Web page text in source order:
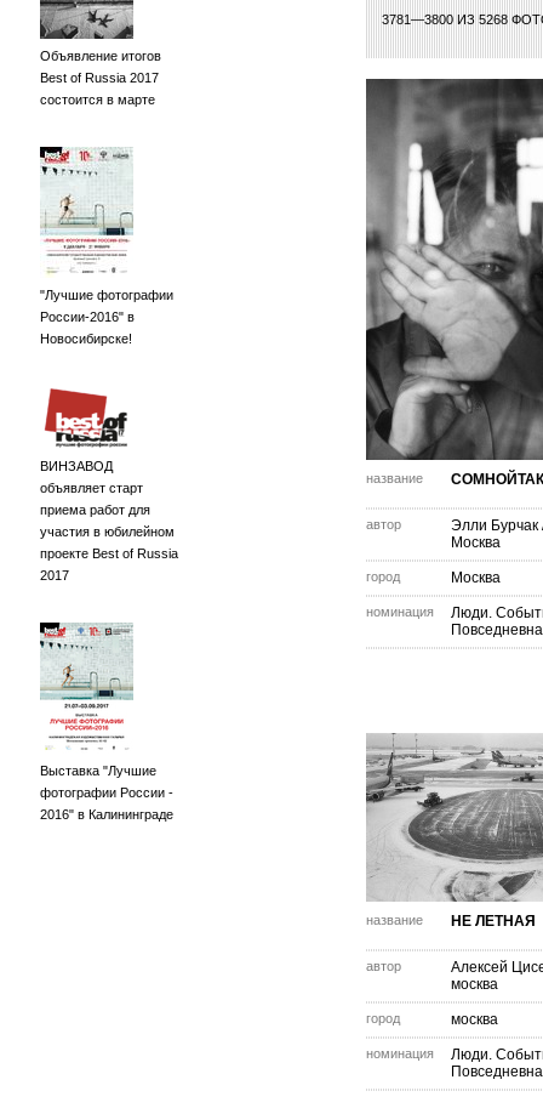
Объявление итогов
Best of Russia 2017
состоится в марте
"Лучшие фотографии
России-2016" в
Новосибирске!
ВИНЗАВОД
объявляет старт
приема работ для
участия в юбилейном
проекте Best of Russia
2017
Выставка "Лучшие
фотографии России -
2016" в Калининграде
3781—3800 ИЗ 5268
169 170 171 179 180 181 182
название
автор Элли Бурчак
Москва
город Москва
номинация
Люди.
название НЕ ЛЕТНАЯ
автор
Алексей
москва
город москва
номинация
Люди.